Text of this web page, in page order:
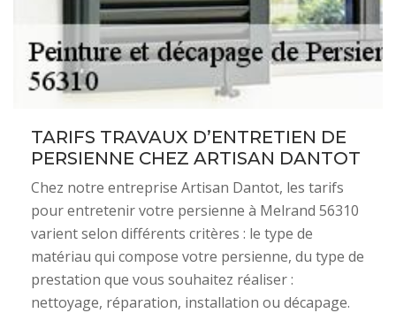
TARIFS TRAVAUX D’ENTRETIEN DE
PERSIENNE CHEZ ARTISAN DANTOT
Chez notre entreprise Artisan Dantot, les tarifs
pour entretenir votre persienne à Melrand 56310
varient selon différents critères : le type de
matériau qui compose votre persienne, du type de
prestation que vous souhaitez réaliser :
nettoyage, réparation, installation ou décapage.